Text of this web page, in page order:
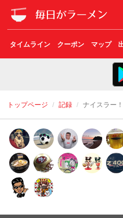
タイムライン クーポン マップ
トップページ 記録 ナイスラー！